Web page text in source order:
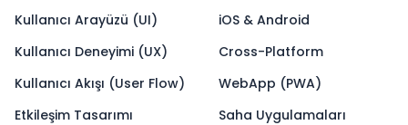
Kullanıcı Arayüzü (UI)
Kullanıcı Deneyimi (UX)
Kullanıcı Akışı (User Flow)
Etkileşim Tasarımı
iOS & Android
Cross-Platform
WebApp (PWA)
Saha Uygulamaları